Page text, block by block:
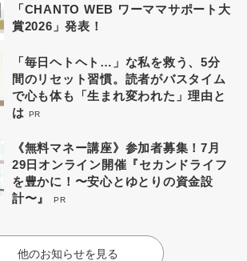
「CHANTO WEB ワーママサポート大
賞2026」発表！
「毎日ヘトヘト…」な私を救う、5分
間のリセット習慣。読者がバスタイム
で心も体も「生まれ変われた」理由と
は PR
《無料マネー講座》参加者募集！7月
29日オンライン開催『セカンドライフ
を豊かに！〜安心とゆとりの資金設
計〜』
PR
他のお知らせを見る